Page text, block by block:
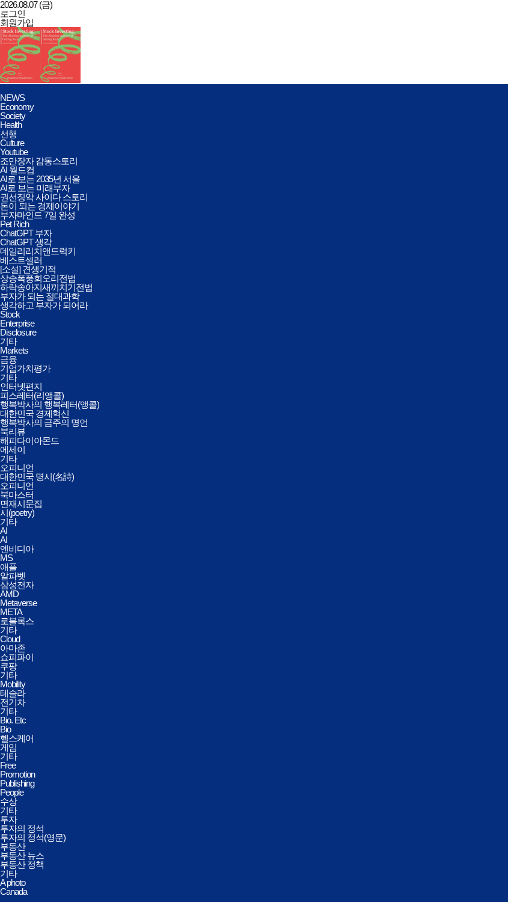
2026.08.07 (금)
로그인
회원가입
데일리리치앤드럭키
전체메뉴
열기/
닫기
NEWS
Economy
Society
Health
선행
Culture
Youtube
조만장자 감동스토리
AI 월드컵
AI로 보는 2035년 서울
AI로 보는 미래부자
권선징악 사이다 스토리
돈이 되는 경제이야기
부자마인드 7일 완성
Pet Rich
ChatGPT 부자
ChatGPT 생각
데일리리치앤드럭키
베스트셀러
[소설] 견생기적
상승폭풍회오리전법
하락송아지새끼치기전법
부자가 되는 절대과학
생각하고 부자가 되어라
Stock
Enterprise
Disclosure
기타
Markets
금융
기업가치평가
기타
인터넷편지
피스레터(리앵콜)
행복박사의 행복레터(앵콜)
대한민국 경제혁신
행복박사의 금주의 명언
북리뷰
해피다이아몬드
에세이
기타
오피니언
대한민국 명시(名詩)
오피니언
북마스터
면재시문집
시(poetry)
기타
AI
AI
엔비디아
MS
애플
알파벳
삼성전자
AMD
Metaverse
META
로블록스
기타
Cloud
아마존
쇼피파이
쿠팡
기타
Mobility
테슬라
전기차
기타
Bio. Etc
Bio
헬스케어
게임
기타
Free
Promotion
Publishing
People
수상
기타
투자
투자의 정석
투자의 정석(영문)
부동산
부동산 뉴스
부동산 정책
기타
A photo
Canada